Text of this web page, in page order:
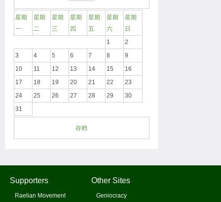
星期
一
星期
二
星期
三
星期
四
星期
五
星期
六
星期
日
1
2
3
4 5 6 7 8
9
10
11 12 13 14 15
16
17
18 19 20 21 22
23
24
25 26 27 28 29
30
31
存档
Supporters
Raelian Movement
Other Sites
Geniocracy